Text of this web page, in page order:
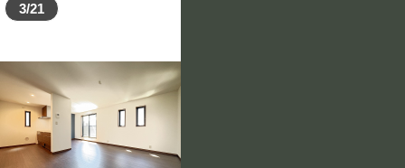
3/21